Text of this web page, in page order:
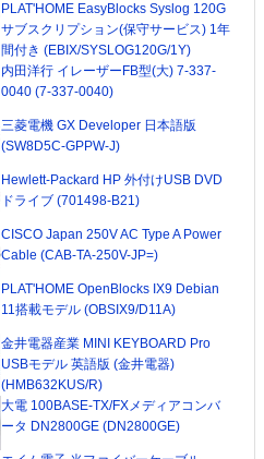
PLAT'HOME EasyBlocks Syslog 120G
サブスクリプション(保守サービス) 1年
間付き (EBIX/SYSLOG120G/1Y)
内田洋行 イレーザーFB型(大) 7-337-
0040 (7-337-0040)
三菱電機 GX Developer 日本語版
(SW8D5C-GPPW-J)
Hewlett-Packard HP 外付けUSB DVD
ドライブ (701498-B21)
CISCO Japan 250V AC Type A Power
Cable (CAB-TA-250V-JP=)
PLAT'HOME OpenBlocks IX9 Debian
11搭載モデル (OBSIX9/D11A)
金井電器産業 MINI KEYBOARD Pro
USBモデル 英語版 (金井電器)
(HMB632KUS/R)
大電 100BASE-TX/FXメディアコンバ
ータ DN2800GE (DN2800GE)